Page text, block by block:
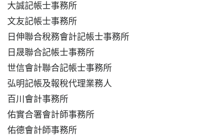
大誠記帳士事務所
文友記帳士事務所
日伸聯合稅務會計記帳士事務所
日晟聯合記帳士事務所
世信會計聯合記帳士事務所
弘明記帳及報稅代理業務人
百川會計事務所
佑實合署會計師事務所
佑德會計師事務所